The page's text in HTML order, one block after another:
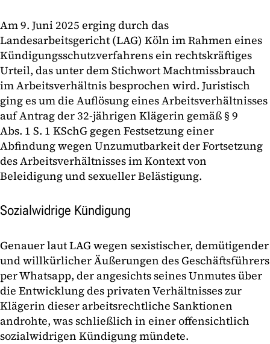
Am 9. Juni 2025 erging durch das
Landesarbeitsgericht (LAG) Köln im Rahmen eines
Kündigungsschutzverfahrens ein rechtskräftiges
Urteil, das unter dem Stichwort Machtmissbrauch
im Arbeitsverhältnis besprochen wird. Juristisch
ging es um die Auflösung eines Arbeitsverhältnisses
auf Antrag der 32-jährigen Klägerin gemäß § 9
Abs. 1 S. 1 KSchG gegen Festsetzung einer
Abfindung wegen Unzumutbarkeit der Fortsetzung
des Arbeitsverhältnisses im Kontext von
Beleidigung und sexueller Belästigung.
Sozialwidrige Kündigung
Genauer laut LAG wegen sexistischer, demütigender
und willkürlicher Äußerungen des Geschäftsführers
per Whatsapp, der angesichts seines Unmutes über
die Entwicklung des privaten Verhältnisses zur
Klägerin dieser arbeitsrechtliche Sanktionen
androhte, was schließlich in einer offensichtlich
sozialwidrigen Kündigung mündete.